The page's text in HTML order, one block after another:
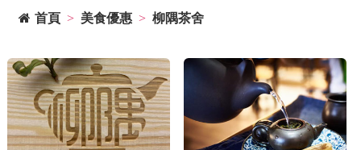
首頁 美食優惠 柳隅茶舍